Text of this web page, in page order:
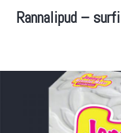
Rannalipud –